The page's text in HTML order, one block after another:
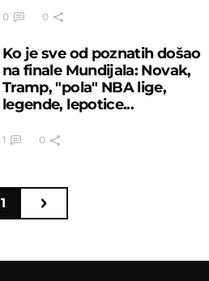
0 0
Ko je sve od poznatih došao
na finale Mundijala: Novak,
Tramp, "pola" NBA lige,
legende, lepotice...
1 0
1